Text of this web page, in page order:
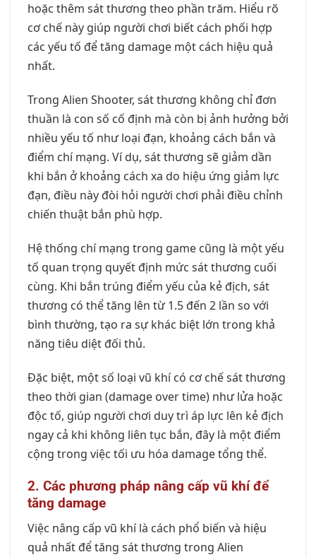
hoặc thêm sát thương theo phần trăm. Hiểu rõ
cơ chế này giúp người chơi biết cách phối hợp
các yếu tố để tăng damage một cách hiệu quả
nhất.
Trong Alien Shooter, sát thương không chỉ đơn
thuần là con số cố định mà còn bị ảnh hưởng bởi
nhiều yếu tố như loại đạn, khoảng cách bắn và
điểm chí mạng. Ví dụ, sát thương sẽ giảm dần
khi bắn ở khoảng cách xa do hiệu ứng giảm lực
đạn, điều này đòi hỏi người chơi phải điều chỉnh
chiến thuật bắn phù hợp.
Hệ thống chí mạng trong game cũng là một yếu
tố quan trọng quyết định mức sát thương cuối
cùng. Khi bắn trúng điểm yếu của kẻ địch, sát
thương có thể tăng lên từ 1.5 đến 2 lần so với
bình thường, tạo ra sự khác biệt lớn trong khả
năng tiêu diệt đối thủ.
Đặc biệt, một số loại vũ khí có cơ chế sát thương
theo thời gian (damage over time) như lửa hoặc
độc tố, giúp người chơi duy trì áp lực lên kẻ địch
ngay cả khi không liên tục bắn, đây là một điểm
cộng trong việc tối ưu hóa damage tổng thể.
2. Các phương pháp nâng cấp vũ khí để
tăng damage
Việc nâng cấp vũ khí là cách phổ biến và hiệu
quả nhất để tăng sát thương trong Alien